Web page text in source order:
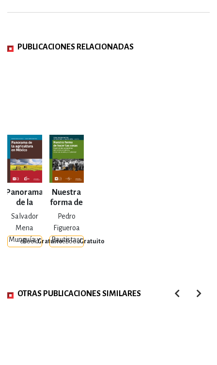
PUBLICACIONES RELACIONADAS
Panorama
de la
agricultura
en México
Salvador
Mena
Munguía y
eBookGratuito
Nuestra
forma de
hacer las
cosas
Pedro
Figueroa
Bautista y
eBookGratuito
OTRAS PUBLICACIONES SIMILARES